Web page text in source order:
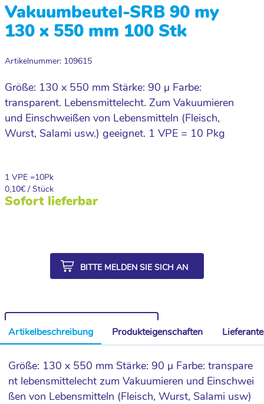
Vakuumbeutel-SRB 90 my
130 x 550 mm 100 Stk
Artikelnummer: 109615
Größe: 130 x 550 mm Stärke: 90 µ Farbe:
transparent. Lebensmittelecht. Zum Vakuumieren
und Einschweißen von Lebensmitteln (Fleisch,
Wurst, Salami usw.) geeignet. 1 VPE = 10 Pkg
1 VPE =10Pk
0,10€ / Stück
Sofort lieferbar
BITTE MELDEN SIE SICH AN
Artikelbeschreibung Produkteigenschaften
Größe: 130 x 550 mm Stärke: 90 µ Farbe: transpare
nt lebensmittelecht zum Vakuumieren und Einschwei
ßen von Lebensmitteln (Fleisch, Wurst, Salami usw)